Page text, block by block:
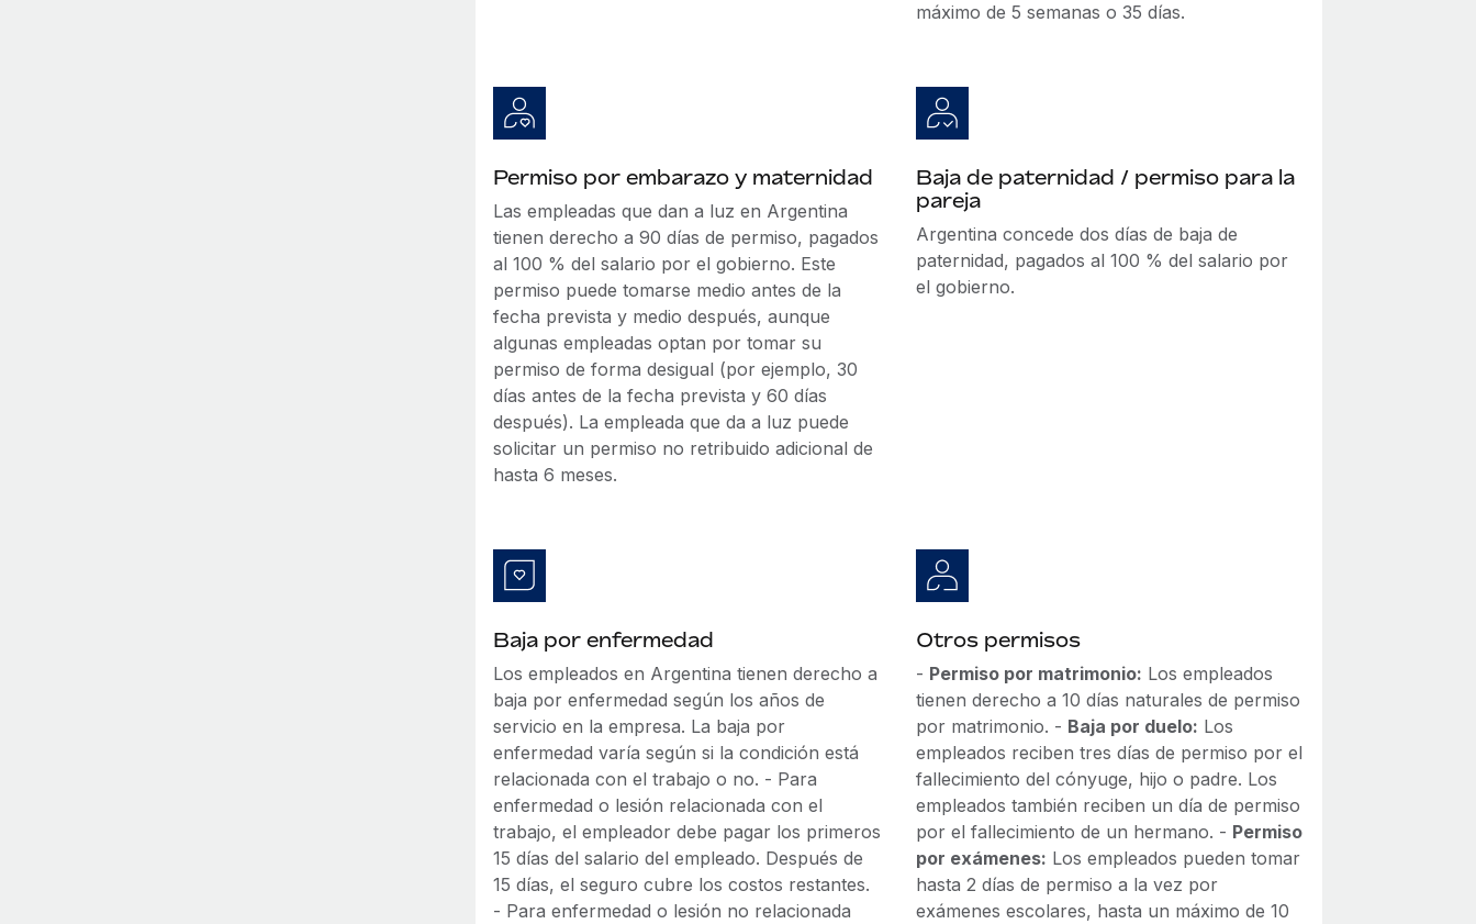
máximo de 5 semanas o 35 días.
Permiso por embarazo y maternidad
Las empleadas que dan a luz en Argentina
tienen derecho a 90 días de permiso, pagados
al 100 % del salario por el gobierno. Este
permiso puede tomarse medio antes de la
fecha prevista y medio después, aunque
algunas empleadas optan por tomar su
permiso de forma desigual (por ejemplo, 30
días antes de la fecha prevista y 60 días
después). La empleada que da a luz puede
solicitar un permiso no retribuido adicional de
hasta 6 meses.
Baja de paternidad / permiso para la
pareja
Argentina concede dos días de baja de
paternidad, pagados al 100 % del salario por
el gobierno.
Baja por enfermedad
Los empleados en Argentina tienen derecho a
baja por enfermedad según los años de
servicio en la empresa. La baja por
enfermedad varía según si la condición está
relacionada con el trabajo o no. - Para
enfermedad o lesión relacionada con el
trabajo, el empleador debe pagar los primeros
15 días del salario del empleado. Después de
15 días, el seguro cubre los costos restantes.
- Para enfermedad o lesión no relacionada
Otros permisos
- Permiso por matrimonio: Los empleados
tienen derecho a 10 días naturales de permiso
por matrimonio. - Baja por duelo: Los
empleados reciben tres días de permiso por el
fallecimiento del cónyuge, hijo o padre. Los
empleados también reciben un día de permiso
por el fallecimiento de un hermano. - Permiso
por exámenes: Los empleados pueden tomar
hasta 2 días de permiso a la vez por
exámenes escolares, hasta un máximo de 10